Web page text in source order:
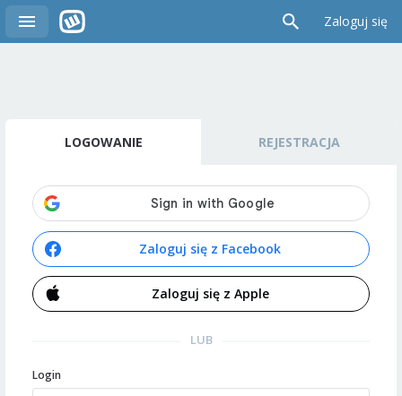
Zaloguj się
LOGOWANIE REJESTRACJA
Zaloguj się z Facebook
Zaloguj się z Apple
LUB
Login